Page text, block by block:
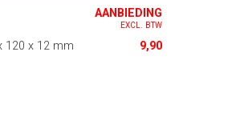
AANBIEDING
EXCL. BTW
120 x 12 mm 9,90